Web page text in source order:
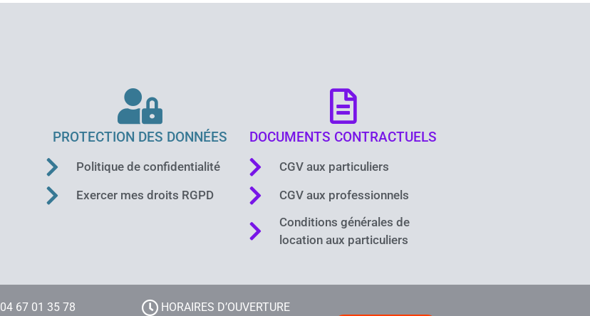
PROTECTION DES DONNÉES
Politique de confidentialité
Exercer mes droits RGPD
DOCUMENTS CONTRACTUELS
CGV aux particuliers
CGV aux professionnels
Conditions générales de
location aux particuliers
04 67 01 35 78 HORAIRES D’OUVERTURE